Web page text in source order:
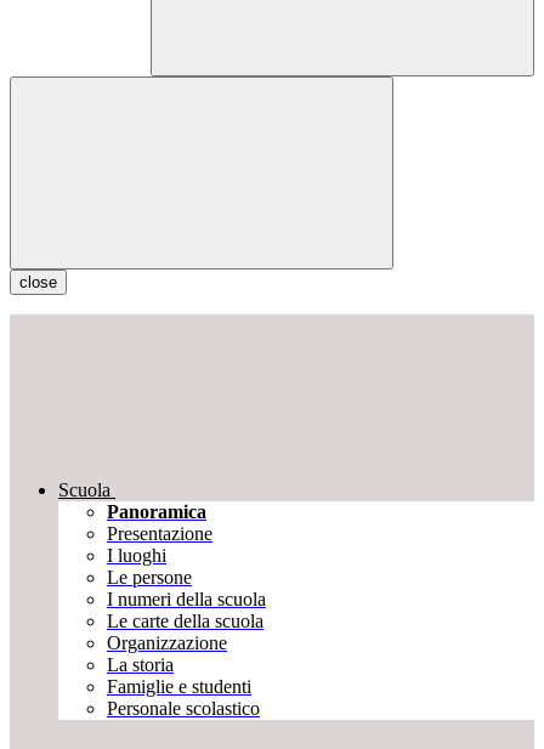
close
Scuola
Panoramica
Presentazione
I luoghi
Le persone
I numeri della scuola
Le carte della scuola
Organizzazione
La storia
Famiglie e studenti
Personale scolastico